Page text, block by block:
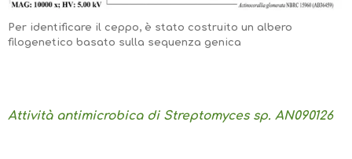
Per identificare il ceppo, è stato costruito un albero
filogenetico basato sulla sequenza genica
Attività antimicrobica di Streptomyces sp. AN090126